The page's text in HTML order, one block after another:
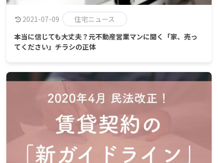
2021-07-09
住宅ニュース
本当に信じても大丈夫？元不動産営業マンに聞く「家、売っ
てください」チラシの正体